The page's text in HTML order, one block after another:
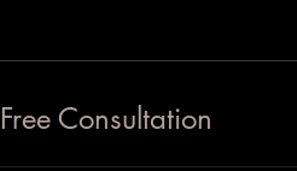
Free Consultation